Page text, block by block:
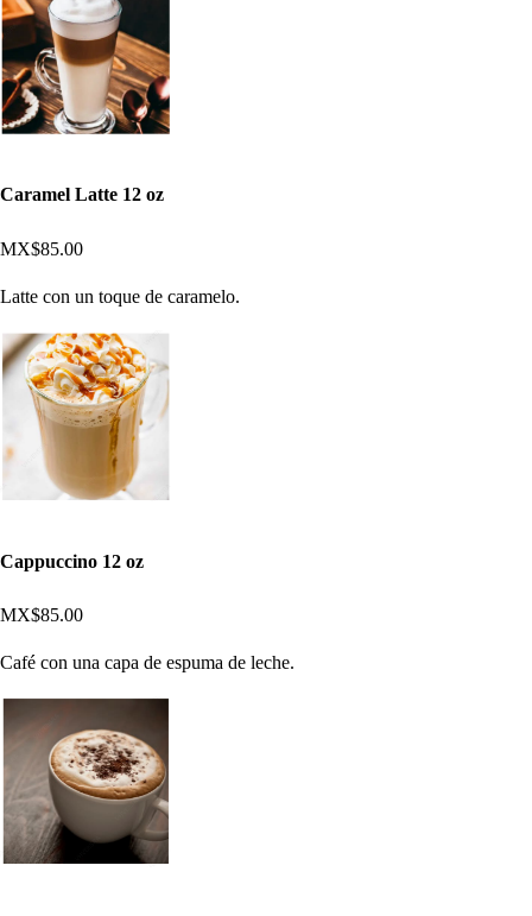
Caramel Latte 12 oz
MX$85.00
Latte con un toque de caramelo.
Cappuccino 12 oz
MX$85.00
Café con una capa de espuma de leche.